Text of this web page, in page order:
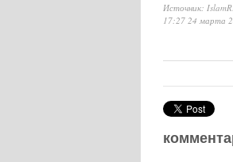
Источник:
17:27 24 марта